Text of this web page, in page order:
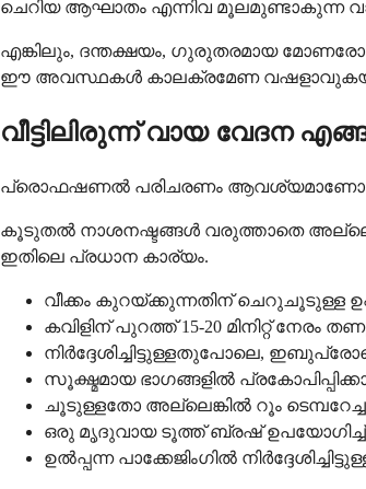
ചെറിയ ആഘാതം എന്നിവ മൂലമുണ്ടാകുന്ന
എങ്കിലും, ദന്തക്ഷയം, ഗുരുതരമായ
ഈ അവസ്ഥകൾ കാലക്രമേണ
വീട്ടിലിരുന്ന് വായ വേദന
പ്രൊഫഷണൽ പരിചരണം ആവശ്യമാണോ എന്ന്
കൂടുതൽ നാശനഷ്ടങ്ങൾ വരുത്താതെ
ഇതിലെ പ്രധാന കാര്യം.
വീക്കം കുറയ്ക്കുന്നതിന് ചെറുചൂടുള്ള
കവിളിന് പുറത്ത് 15-20 മിനിറ്റ്
നിർദ്ദേശിച്ചിട്ടുള്ളതുപോലെ,
സൂക്ഷ്മമായ ഭാഗങ്ങളിൽ
ചൂടുള്ളതോ അല്ലെങ്കിൽ റൂം
ഒരു മൃദുവായ ടൂത്ത് ബ്രഷ്
ഉൽപ്പന്ന പാക്കേജിംഗിൽ